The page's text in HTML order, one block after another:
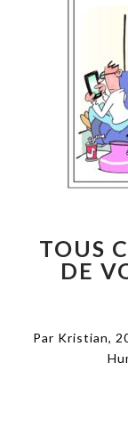
TOUS
DE
Par Kristian,